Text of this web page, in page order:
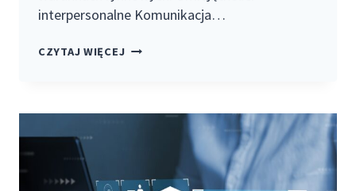
interpersonalne Komunikacja…
CZYTAJ WIĘCEJUMIEJĘTNOŚCI
ABSOLWENTÓW
KIERUNKÓW
SPOŁECZNYCH
I